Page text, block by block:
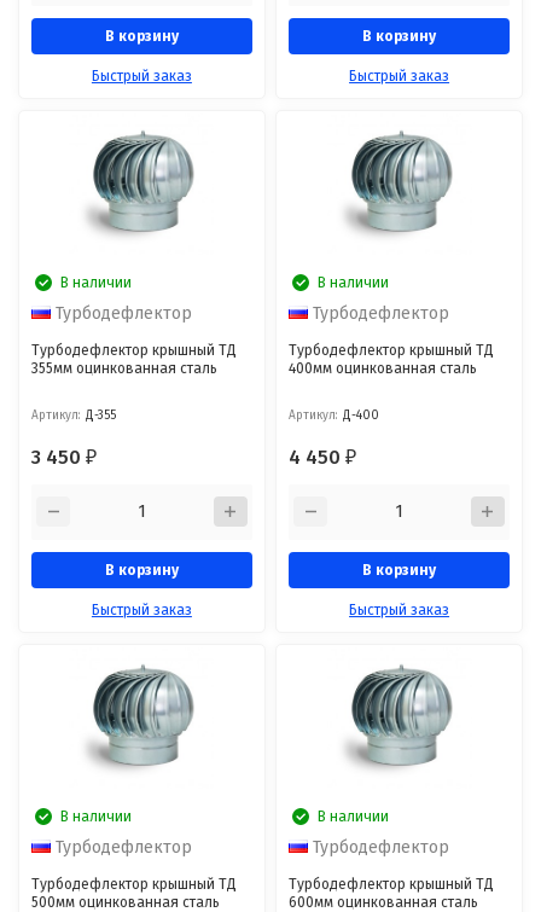
В корзину
Быстрый заказ
В корзину
Быстрый заказ
В наличии
Турбодефлектор
Турбодефлектор крышный ТД
355мм оцинкованная сталь
Артикул: Д-355
3 450₽
В корзину
Быстрый заказ
В наличии
Турбодефлектор
Турбодефлектор крышный ТД
400мм оцинкованная сталь
Артикул: Д-400
4 450₽
В корзину
Быстрый заказ
В наличии
Турбодефлектор
Турбодефлектор крышный ТД
500мм оцинкованная сталь
В наличии
Турбодефлектор
Турбодефлектор крышный ТД
600мм оцинкованная сталь